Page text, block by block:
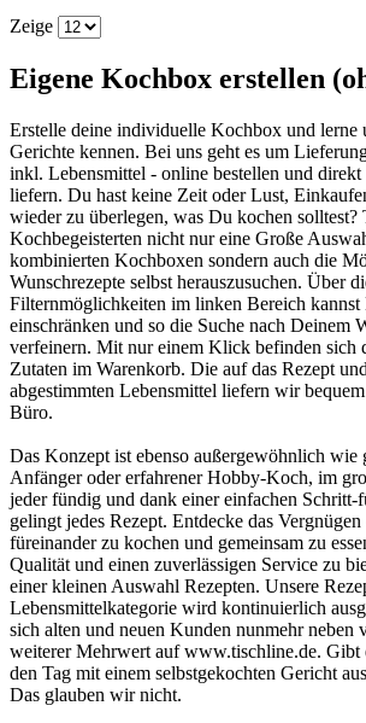
Zeige
Eigene Kochbox erstellen
Erstelle deine individuelle Kochbox und lerne
Gerichte kennen. Bei uns geht es um
inkl. Lebensmittel - online bestellen und direkt
liefern. Du hast keine Zeit oder Lust,
wieder zu überlegen, was Du kochen solltest?
Kochbegeisterten nicht nur eine Große
kombinierten Kochboxen sondern auch die
Wunschrezepte selbst herauszusuchen. Über
Filternmöglichkeiten im linken Bereich
einschränken und so die Suche nach Deinem
verfeinern. Mit nur einem Klick befinden sich
Zutaten im Warenkorb. Die auf das Rezept
abgestimmten Lebensmittel liefern wir
Büro.
Das Konzept ist ebenso außergewöhnlich wie
Anfänger oder erfahrener Hobby-Koch, im
jeder fündig und dank einer einfachen
gelingt jedes Rezept. Entdecke das
füreinander zu kochen und gemeinsam zu
Qualität und einen zuverlässigen Service zu
einer kleinen Auswahl Rezepten. Unsere
Lebensmittelkategorie wird kontinuierlich
sich alten und neuen Kunden nunmehr neben
weiterer Mehrwert auf www.tischline.de. Gibt
den Tag mit einem selbstgekochten Gericht
Das glauben wir nicht.